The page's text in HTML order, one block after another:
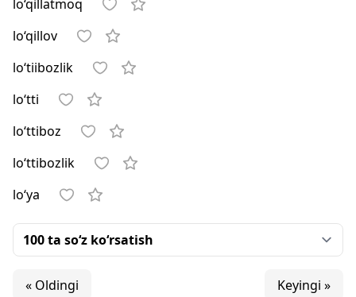
lo‘qillatmoq
lo‘qillov
lo‘tiibozlik
lo‘tti
lo‘ttiboz
lo‘ttibozlik
lo‘ya
« Oldingi Keyingi »